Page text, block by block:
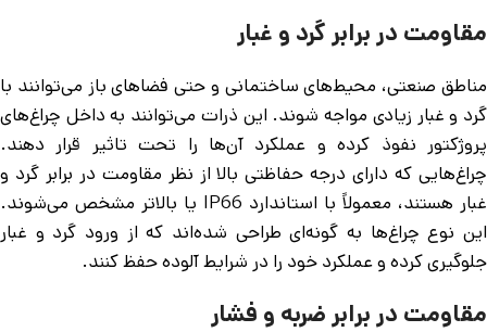
مقاومت در برابر گرد و غبار
مناطق صنعتی، محیط‌های ساختمانی و حتی فضاهای باز می‌توانند با
گرد و غبار زیادی مواجه شوند. این ذرات می‌توانند به داخل چراغ‌های
پروژکتور نفوذ کرده و عملکرد آن‌ها را تحت تاثیر قرار دهند.
چراغ‌هایی که دارای درجه حفاظتی بالا از نظر مقاومت در برابر گرد و
غبار هستند، معمولاً با استاندارد IP66 یا بالاتر مشخص می‌شوند.
این نوع چراغ‌ها به گونه‌ای طراحی شده‌اند که از ورود گرد و غبار
جلوگیری کرده و عملکرد خود را در شرایط آلوده حفظ کنند.
مقاومت در برابر ضربه و فشار